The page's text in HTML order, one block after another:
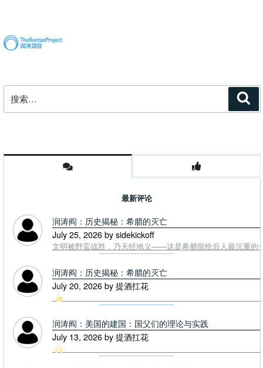
索：
最新评论
润涛阎：历史揭秘：希腊的灭亡
July 25, 2026 by sidekickoff
文明被野蛮战胜，乃天经地义——这是希腊留给后人最沉重的
润涛阎：历史揭秘：希腊的灭亡
July 20, 2026 by 提酒扛花
润涛阎：美国的建国：国父们的理论与实践
July 13, 2026 by 提酒扛花